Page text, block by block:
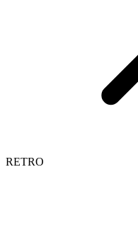
RETRO